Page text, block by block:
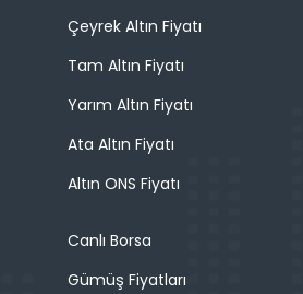
Çeyrek Altın Fiyatı
Tam Altın Fiyatı
Yarım Altın Fiyatı
Ata Altın Fiyatı
Altın ONS Fiyatı
Canlı Borsa
Gümüş Fiyatları